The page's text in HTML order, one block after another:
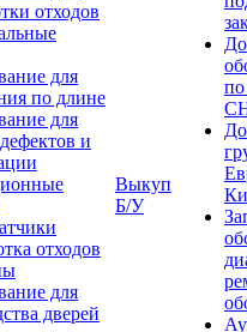
отходов
для
по длине
для
и
отходов
для
дверей
Выкуп
Б/У